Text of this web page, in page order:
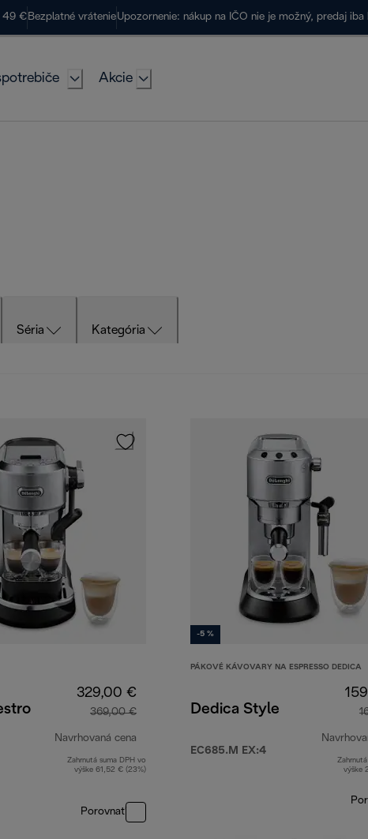
49 € Bezplatné vrátenieUpozornenie: nákup na IČO nie je možný, predaj
Akcie
Séria Kategória
329,00 €
369,00 €
Navrhovaná cena
pôvodná cena 369,00 €
Zahrnutá suma DPH vo
výške 61,52 € (23%)
Porovnať
-5 %
PÁKOVÉ KÁVOVARY NA ESPRESSO DEDICA
Dedica Style
EC685.M EX:4
výške